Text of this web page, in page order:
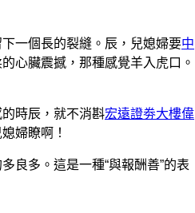
一個長的裂縫。辰，兒媳婦要中
心臟震撼，那種感覺羊入虎口。
時辰，就不消斟宏遠證劵大樓偉
婦瞭啊！
良多。這是一種“與報酬善”的表